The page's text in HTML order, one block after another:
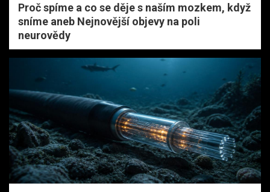
Proč spíme a co se děje s naším mozkem, když
sníme aneb Nejnovější objevy na poli
neurovědy